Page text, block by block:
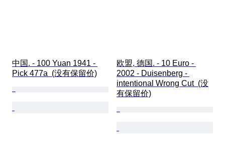
中国. - 100 Yuan 1941 -
Pick 477a  (没有保留价)
欧盟, 德国. - 10 Euro -
2002 - Duisenberg -
intentional Wrong Cut  (没
有保留价)